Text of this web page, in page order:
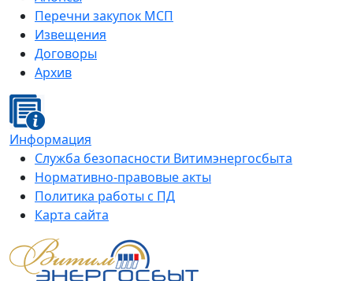
Перечни закупок МСП
Извещения
Договоры
Архив
Информация
Служба безопасности Витимэнергосбыта
Нормативно-правовые акты
Политика работы с ПД
Карта сайта